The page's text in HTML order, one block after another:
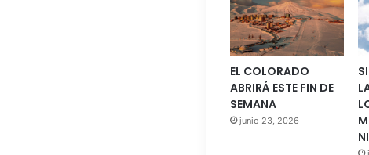
EL COLORADO
ABRIRÁ ESTE FIN DE
SEMANA
junio 23, 2026